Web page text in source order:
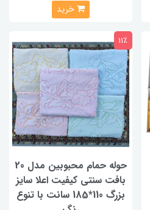
خرید
حوله حمام محبوبین مدل 20
بافت سنتی کیفیت اعلا سایز
بزرگ 110*185 سانت با تنوع
11٪